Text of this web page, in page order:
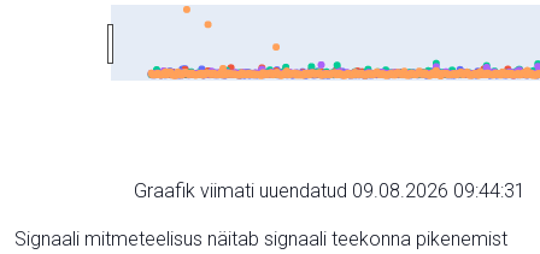
Graafik viimati uuendatud 09.08.2026 09:44:31
Signaali mitmeteelisus näitab signaali teekonna pikenemist